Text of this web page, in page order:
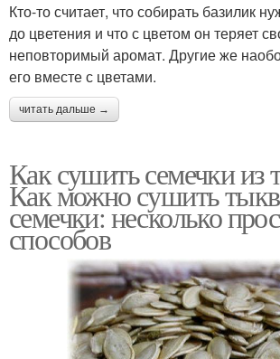
Кто-то считает, что собирать базилик
до цветения и что с цветом он теряет
неповторимый аромат. Другие же
его вместе с цветами.
читать дальше →
Как сушить семечки из
Как можно сушить
семечки: несколько
способов